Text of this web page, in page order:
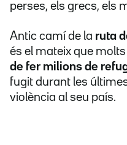
perses, els grecs, els
Antic camí de la ruta
és el mateix que
de fer milions de
fugit durant les
violència al seu país.